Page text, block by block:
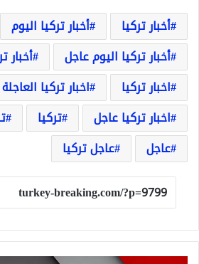
أخبار تركيا
أخبار تركيا اليوم
أخبار تركيا اليوم عاجل
أخبار
اخبار تركيا
اخبار تركيا العاجلة
اخبار تركيا عاجل
تركيا
عاجل
عاجل تركيا